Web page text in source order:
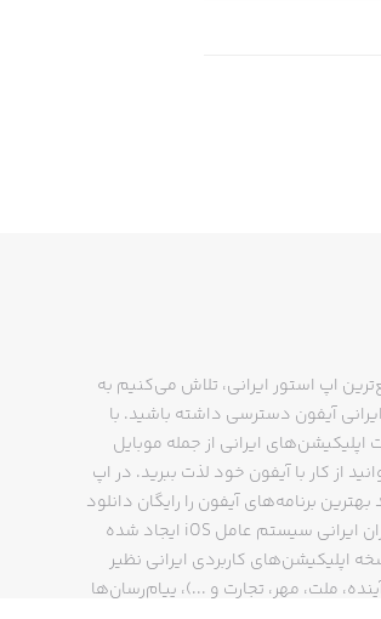
اپ استور ایرانی، تلاش می‌کنیم به
آیفون دسترسی داشته باشید. با
ایرانی از جمله موبایل
از کار با آیفون خود لذت ببرید. در اپ
برنامه‌های آیفون را رایگان دانلود
کنید و از مشکلاتی که برای کاربران ایرانی سیستم عامل iOS ایجاد شده
اپلیکیشن‌های کاربردی ایرانی نظیر
ملت، مهر، تجارت و ...)، پیام‌رسان‌ها